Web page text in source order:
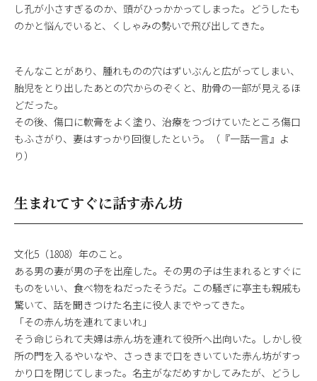
し孔が小さすぎるのか、頭がひっかかってしまった。どうしたも
のかと悩んでいると、くしゃみの勢いで飛び出してきた。
そんなことがあり、腫れものの穴はずいぶんと広がってしまい、
胎児をとり出したあとの穴からのぞくと、肋骨の一部が見えるほ
どだった。
その後、傷口に軟膏をよく塗り、治療をつづけていたところ傷口
もふさがり、妻はすっかり回復したという。（『一話一言』よ
り）
生まれてすぐに話す赤ん坊
文化5（1808）年のこと。
ある男の妻が男の子を出産した。その男の子は生まれるとすぐに
ものをいい、食べ物をねだったそうだ。この騒ぎに亭主も親戚も
驚いて、話を聞きつけた名主に役人までやってきた。
「その赤ん坊を連れてまいれ」
そう命じられて夫婦は赤ん坊を連れて役所へ出向いた。しかし役
所の門を入るやいなや、さっきまで口をきいていた赤ん坊がすっ
かり口を閉じてしまった。名主がなだめすかしてみたが、どうし